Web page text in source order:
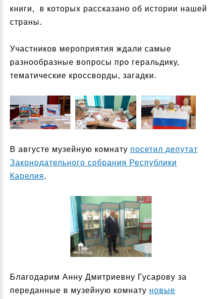
книги, в которых рассказано об истории нашей
страны.
Участников мероприятия ждали самые
разнообразные вопросы про геральдику,
тематические кроссворды, загадки.
В августе музейную комнату посетил депутат
Законодательного собрания Республики
Карелия.
Благодарим Анну Дмитриевну Гусарову за
переданные в музейную комнату новые